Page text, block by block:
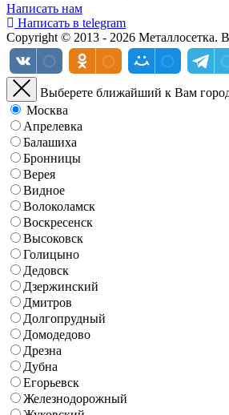
Написать нам
Написать в telegram
Copyright © 2013 - 2026 Металлосетка.
Выберете ближайший к Вам
Москва
Апрелевка
Балашиха
Бронницы
Верея
Видное
Волоколамск
Воскресенск
Высоковск
Голицыно
Дедовск
Дзержинский
Дмитров
Долгопрудный
Домодедово
Дрезна
Дубна
Егорьевск
Железнодорожный